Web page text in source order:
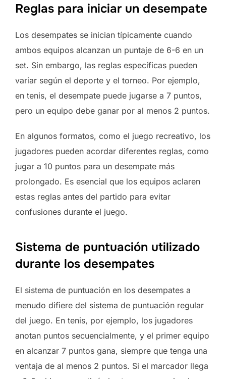
Reglas para iniciar un desempate
Los desempates se inician típicamente cuando
ambos equipos alcanzan un puntaje de 6-6 en un
set. Sin embargo, las reglas específicas pueden
variar según el deporte y el torneo. Por ejemplo,
en tenis, el desempate puede jugarse a 7 puntos,
pero un equipo debe ganar por al menos 2 puntos.
En algunos formatos, como el juego recreativo, los
jugadores pueden acordar diferentes reglas, como
jugar a 10 puntos para un desempate más
prolongado. Es esencial que los equipos aclaren
estas reglas antes del partido para evitar
confusiones durante el juego.
Sistema de puntuación utilizado
durante los desempates
El sistema de puntuación en los desempates a
menudo difiere del sistema de puntuación regular
del juego. En tenis, por ejemplo, los jugadores
anotan puntos secuencialmente, y el primer equipo
en alcanzar 7 puntos gana, siempre que tenga una
ventaja de al menos 2 puntos. Si el marcador llega